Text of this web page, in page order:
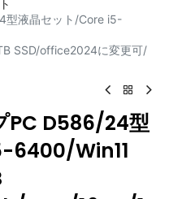
型液晶セット/Core i5-
SSD/office2024に変更可/
PC D586/24型
6400/Win11